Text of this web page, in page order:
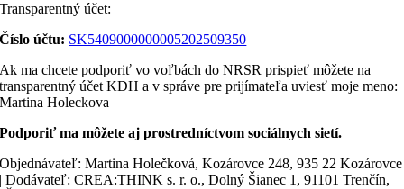
Transparentný účet:
Číslo účtu: SK5409000000005202509350
Ak ma chcete podporiť vo voľbách do NRSR prispieť môžete na
transparentný účet KDH a v správe pre prijímateľa uviesť moje meno:
Martina Holeckova
Podporiť ma môžete aj prostredníctvom sociálnych sietí.
Objednávateľ: Martina Holečková, Kozárovce 248, 935 22 Kozárovce
| Dodávateľ: CREA:THINK s. r. o., Dolný Šianec 1, 91101 Trenčín,